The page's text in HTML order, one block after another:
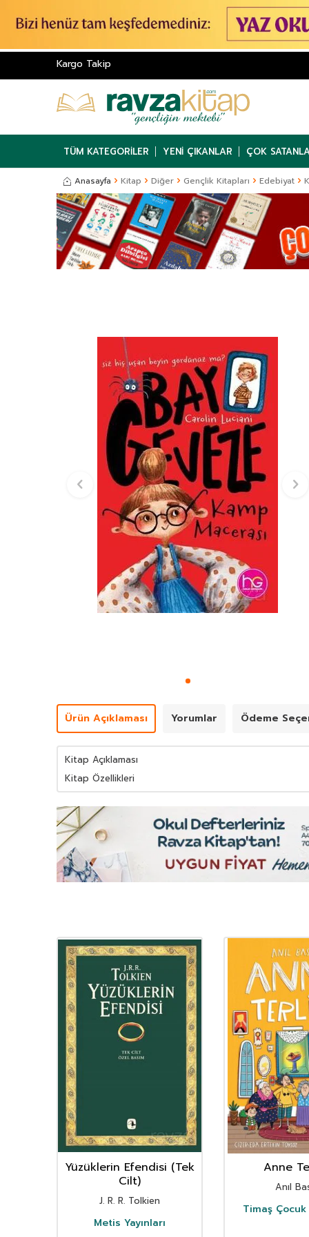
Kargo Takip
TÜM KATEGORILER YENI ÇIKANLAR ÇOK
Anasayfa Kitap Diğer Gençlik Kitapları Edebiyat
Ürün Açıklaması Yorumlar Ödeme
Kitap Açıklaması
Kitap Özellikleri
Yüzüklerin Efendisi (Tek
Cilt)
J. R. R. Tolkien
Metis Yayınları
Anne
Anıl
Timaş Çocuk